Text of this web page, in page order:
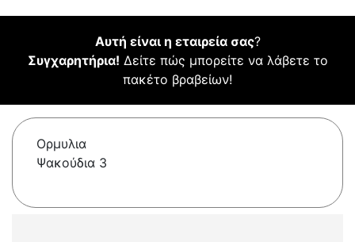
Αυτή είναι η εταιρεία σας?
Συγχαρητήρια! Δείτε πώς μπορείτε να λάβετε το
πακέτο βραβείων!
Ορμυλια
Ψακούδια 3